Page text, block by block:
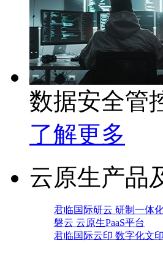
数据安全管
了解更多
云原生产品
君临国际研云 研制一体
磐云 云原生PaaS平台
君临国际云印 数字化文